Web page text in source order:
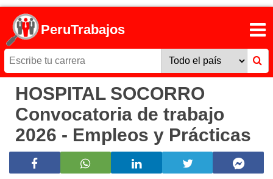
PeruTrabajos
HOSPITAL SOCORRO
Convocatoria de trabajo
2026 - Empleos y Prácticas